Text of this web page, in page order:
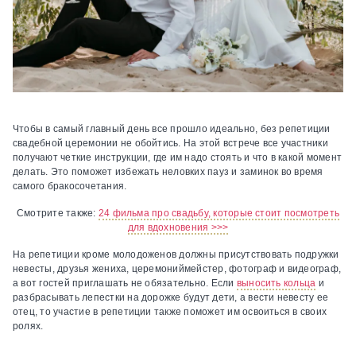
Чтобы в самый главный день все прошло идеально, без репетиции
свадебной церемонии не обойтись. На этой встрече все участники
получают четкие инструкции, где им надо стоять и что в какой момент
делать. Это поможет избежать неловких пауз и заминок во время
самого бракосочетания.
Смотрите также: 24 фильма про свадьбу, которые стоит посмотреть
для вдохновения >>>
На репетиции кроме молодоженов должны присутствовать подружки
невесты, друзья жениха, церемониймейстер, фотограф и видеограф,
а вот гостей приглашать не обязательно. Если выносить кольца и
разбрасывать лепестки на дорожке будут дети, а вести невесту ее
отец, то участие в репетиции также поможет им освоиться в своих
ролях.